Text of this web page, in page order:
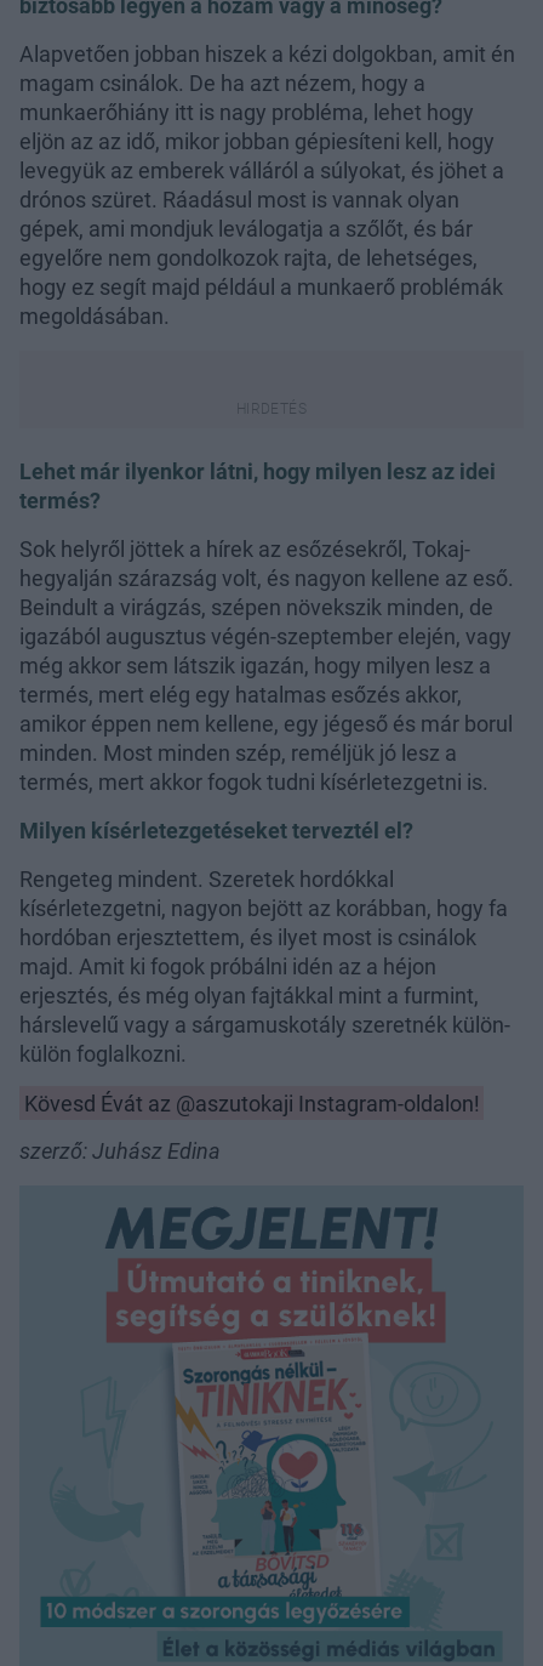
biztosabb legyen a hozam vagy a minőség?
Alapvetően jobban hiszek a kézi dolgokban, amit én
magam csinálok. De ha azt nézem, hogy a
munkaerőhiány itt is nagy probléma, lehet hogy
eljön az az idő, mikor jobban gépiesíteni kell, hogy
levegyük az emberek válláról a súlyokat, és jöhet a
drónos szüret. Ráadásul most is vannak olyan
gépek, ami mondjuk leválogatja a szőlőt, és bár
egyelőre nem gondolkozok rajta, de lehetséges,
hogy ez segít majd például a munkaerő problémák
megoldásában.
Lehet már ilyenkor látni, hogy milyen lesz az idei
termés?
Sok helyről jöttek a hírek az esőzésekről, Tokaj-
hegyalján szárazság volt, és nagyon kellene az eső.
Beindult a virágzás, szépen növekszik minden, de
igazából augusztus végén-szeptember elején, vagy
még akkor sem látszik igazán, hogy milyen lesz a
termés, mert elég egy hatalmas esőzés akkor,
amikor éppen nem kellene, egy jégeső és már borul
minden. Most minden szép, reméljük jó lesz a
termés, mert akkor fogok tudni kísérletezgetni is.
Milyen kísérletezgetéseket terveztél el?
Rengeteg mindent. Szeretek hordókkal
kísérletezgetni, nagyon bejött az korábban, hogy fa
hordóban erjesztettem, és ilyet most is csinálok
majd. Amit ki fogok próbálni idén az a héjon
erjesztés, és még olyan fajtákkal mint a furmint,
hárslevelű vagy a sárgamuskotály szeretnék külön-
külön foglalkozni.
Kövesd Évát az @aszutokaji Instagram-oldalon!
szerző: Juhász Edina